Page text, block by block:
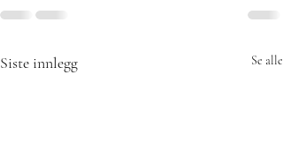
Siste innlegg Se alle